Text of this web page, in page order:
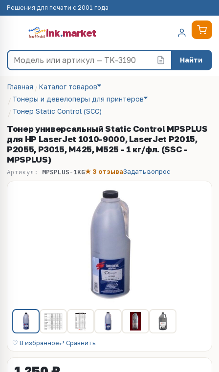
Решения для печати с 2001 года
ink.market
Найти
Главная
Каталог товаров
Тонеры и девелоперы для принтеров
Тонер Static Control (SCC)
Тонер универсальный Static Control MPSPLUS
для HP LaserJet 1010-9000, LaserJet P2015,
P2055, P3015, M425, M525 - 1 кг/фл. (SSC -
MPSPLUS)
Артикул: MPSPLUS-1KG★ 3 отзываЗадать вопрос
♡ В избранное⇄ Сравнить